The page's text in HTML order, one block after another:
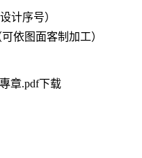
计序号）
依图面客制加工）
章.pdf下载